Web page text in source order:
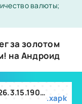
валюты;
за золотом
на Андроид
govoryaschiy tom beg za zolotom 26.3.15.19007.xapk.xapk